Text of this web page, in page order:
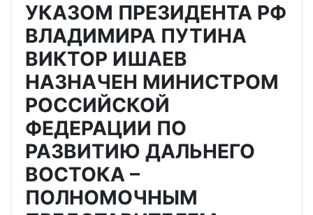
УКАЗОМ ПРЕЗИДЕНТА РФ
ВЛАДИМИРА ПУТИНА
ВИКТОР ИШАЕВ
НАЗНАЧЕН МИНИСТРОМ
РОССИЙСКОЙ
ФЕДЕРАЦИИ ПО
РАЗВИТИЮ ДАЛЬНЕГО
ВОСТОКА –
ПОЛНОМОЧНЫМ